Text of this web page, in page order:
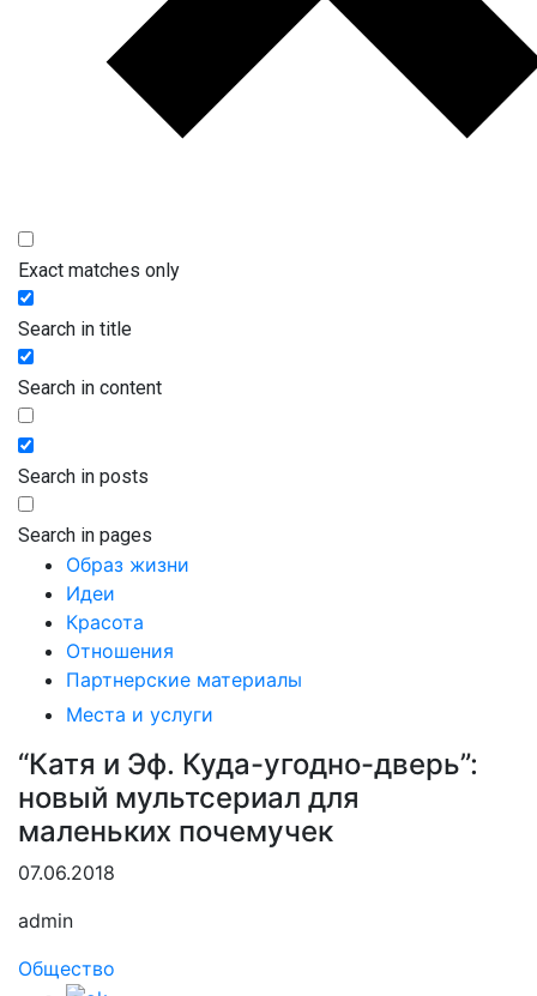
Exact matches only
Search in title
Search in content
Search in posts
Search in pages
Образ жизни
Идеи
Красота
Отношения
Партнерские материалы
Места и услуги
“Катя и Эф. Куда-угодно-дверь”:
новый мультсериал для
маленьких почемучек
07.06.2018
admin
Общество